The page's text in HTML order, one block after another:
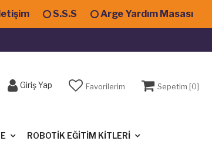
S.S.S Arge Yardım Masası
Giriş Yap Favorilerim Sepetim [0]
ROBOTIK EĞITIM KITLERI